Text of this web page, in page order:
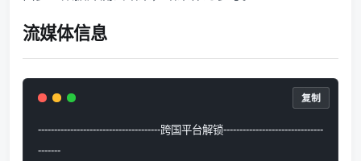
流媒体信息
--------------------------------------跨国平台解锁-------------------------------
-------
复制